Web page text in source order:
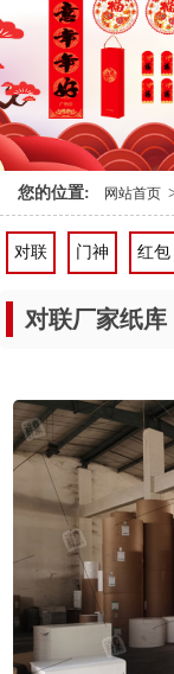
您的位置: 网站首页
对联 门神 红包
对联厂家纸库